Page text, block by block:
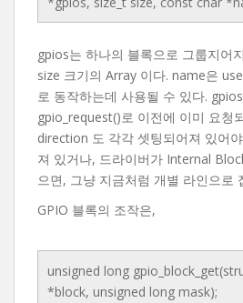
gpios는 하나의 블록으로 그룹지어
size 크기의 Array 이다. name은
로 동작하는데 사용될 수 있다.
gpio_request()로 이전에 이미 요청
direction 도 각각 셋팅되어져 있어
져 있거나, 드라이버가 Internal
으면, 그냥 지금처럼 개별 라인으로
GPIO 블록의 조작은,
unsigned long
*block, unsigned long mask);